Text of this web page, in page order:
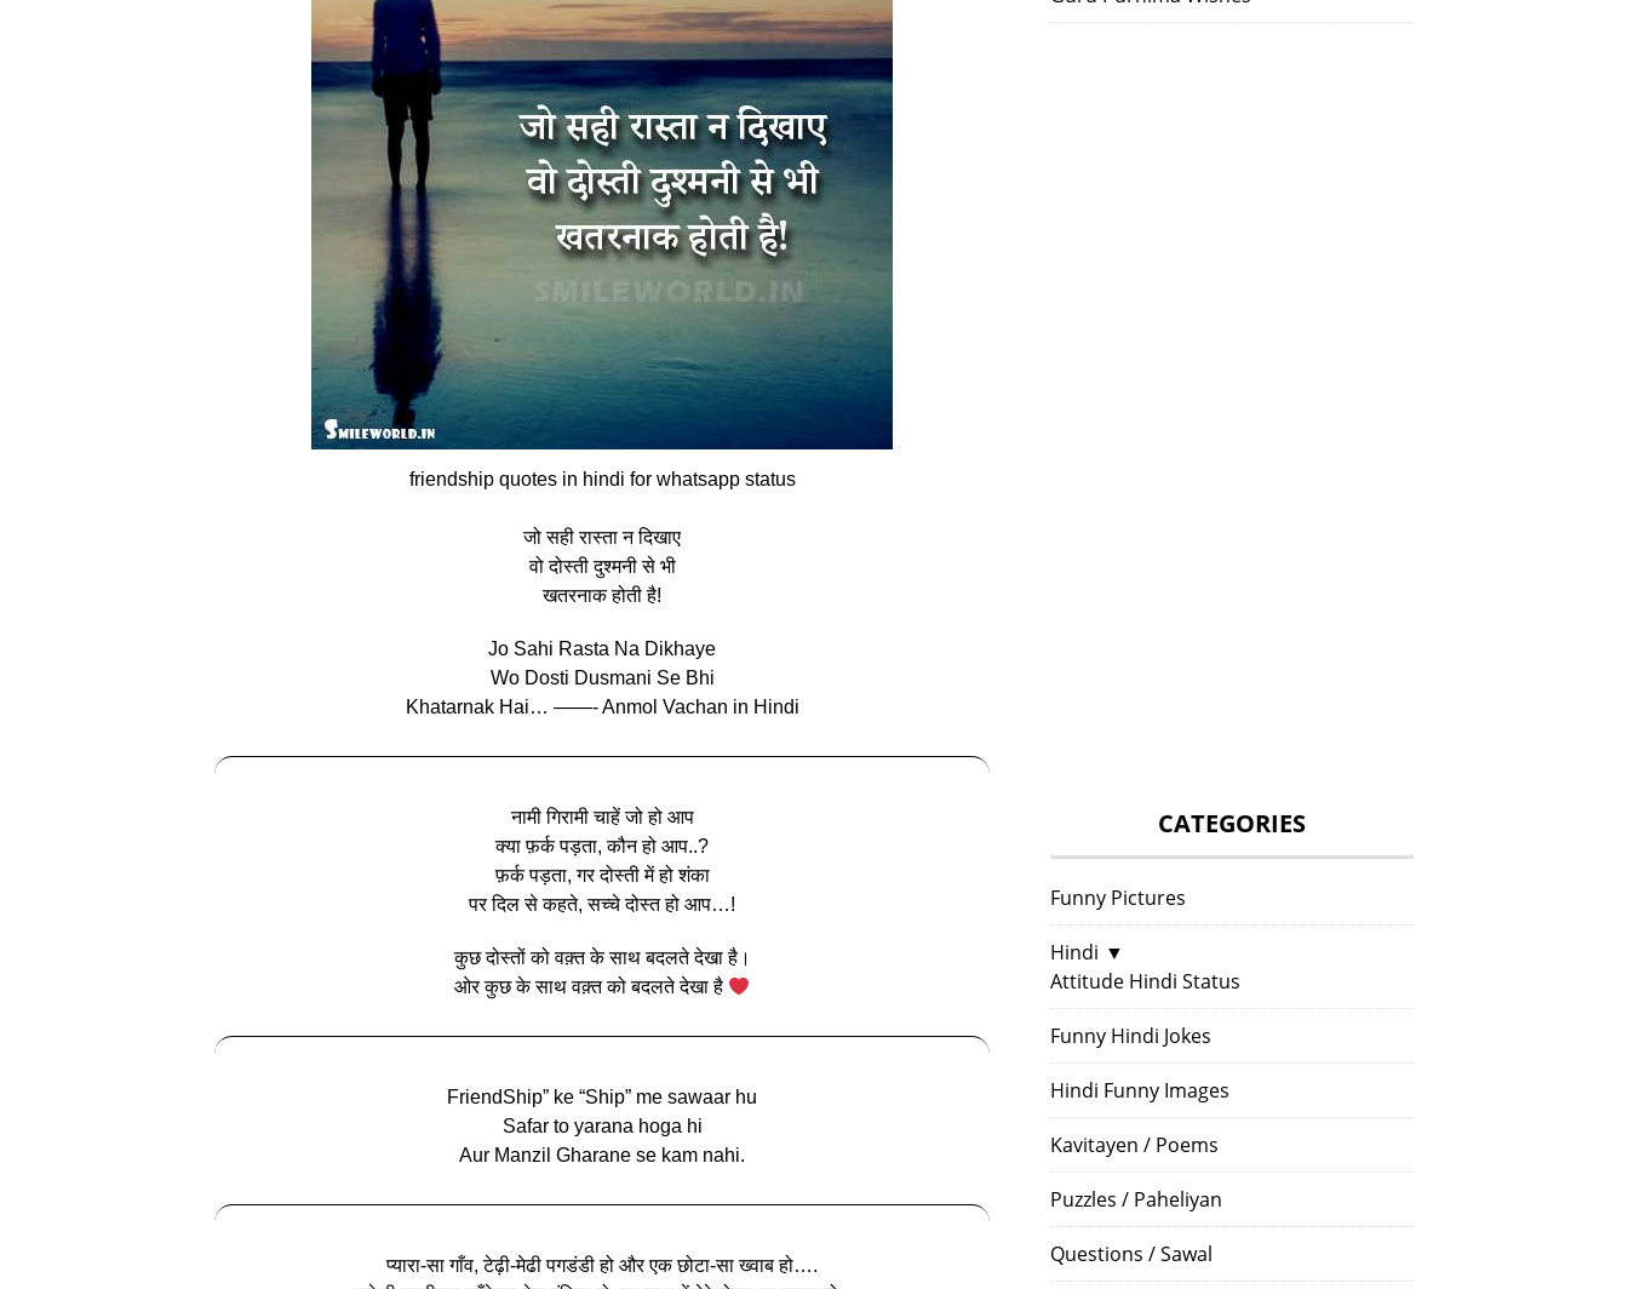
friendship quotes in hindi for whatsapp status
जो सही रास्ता न दिखाए
वो दोस्ती दुश्मनी से भी
खतरनाक होती है!
Jo Sahi Rasta Na Dikhaye
Wo Dosti Dusmani Se Bhi
Khatarnak Hai… ——- Anmol Vachan in Hindi
नामी गिरामी चाहें जो हो आप
क्या फ़र्क पड़ता, कौन हो आप..?
फ़र्क पड़ता, गर दोस्ती में हो शंका
पर दिल से कहते, सच्चे दोस्त हो आप…!
कुछ दोस्तों को वक़्त के साथ बदलते देखा है।
ओर कुछ के साथ वक़्त को बदलते देखा है
FriendShip” ke “Ship” me sawaar hu
Safar to yarana hoga hi
Aur Manzil Gharane se kam nahi.
प्यारा-सा गाँव, टेढ़ी-मेढी पगडंडी हो और एक छोटा-सा ख्वाब हो….
CATEGORIES
Funny Pictures
Hindi ▼
Attitude Hindi Status
Funny Hindi Jokes
Hindi Funny Images
Kavitayen / Poems
Puzzles / Paheliyan
Questions / Sawal